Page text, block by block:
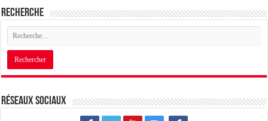
Recherche
Réseaux sociaux